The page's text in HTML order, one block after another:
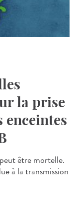
la prise
enceintes
être mortelle.
à la transmission